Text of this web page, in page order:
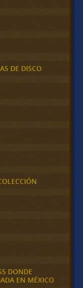
DE DISCO
DONDE
EN MÉXICO